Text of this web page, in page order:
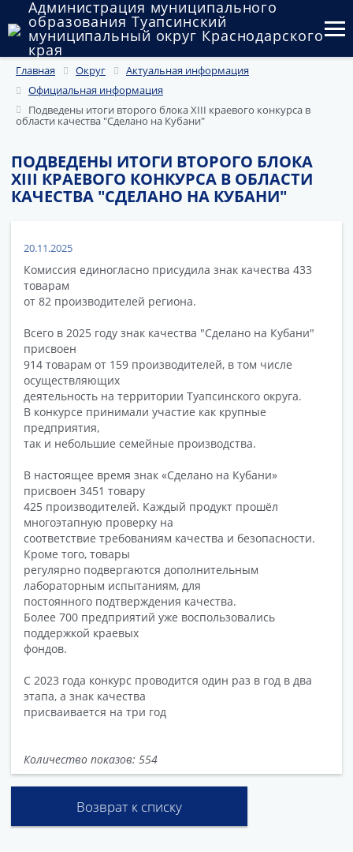
Администрация муниципального
образования Туапсинский
муниципальный округ Краснодарского
края
Округ
Администрация
Государственный и муниципальный контроль
Публичные слушания и общественные обсуждения
Документы
Главная Округ
Актуальная информация
Официальная информация
Подведены итоги второго блока XIII краевого конкурса в
области качества "Сделано на Кубани"
ПОДВЕДЕНЫ ИТОГИ ВТОРОГО БЛОКА
XIII КРАЕВОГО КОНКУРСА В ОБЛАСТИ
КАЧЕСТВА "СДЕЛАНО НА КУБАНИ"
20.11.2025
Комиссия единогласно присудила знак качества 433
товарам
от 82 производителей региона.
Всего в 2025 году знак качества "Сделано на Кубани"
присвоен
914 товарам от 159 производителей, в том числе
осуществляющих
деятельность на территории Туапсинского округа.
В конкурсе принимали участие как крупные
предприятия,
так и небольшие семейные производства.
В настоящее время знак «Сделано на Кубани»
присвоен 3451 товару
425 производителей. Каждый продукт прошёл
многоэтапную проверку на
соответствие требованиям качества и безопасности.
Кроме того, товары
регулярно подвергаются дополнительным
лабораторным испытаниям, для
постоянного подтверждения качества.
Более 700 предприятий уже воспользовались
поддержкой краевых
фондов.
С 2023 года конкурс проводится один раз в год в два
этапа, а знак качества
присваивается на три год
Количество показов: 554
Возврат к списку